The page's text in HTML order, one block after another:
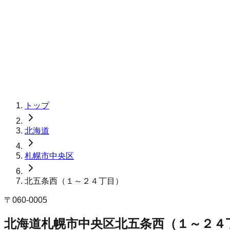
トップ
北海道
札幌市中央区
北五条西（１～２４丁目）
〒 060-0005
北海道札幌市中央区北五条西（１～２４